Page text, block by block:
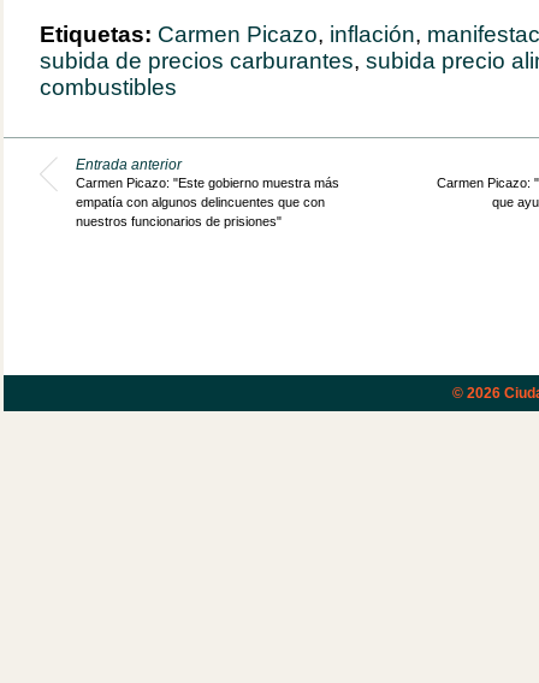
Etiquetas: Carmen Picazo, inflación,
subida de precios carburantes, subida precio
combustibles
Entrada anterior
Carmen Picazo: "Este gobierno muestra más
empatía con algunos delincuentes que con
nuestros funcionarios de prisiones"
Carmen Picazo:
que
© 2026